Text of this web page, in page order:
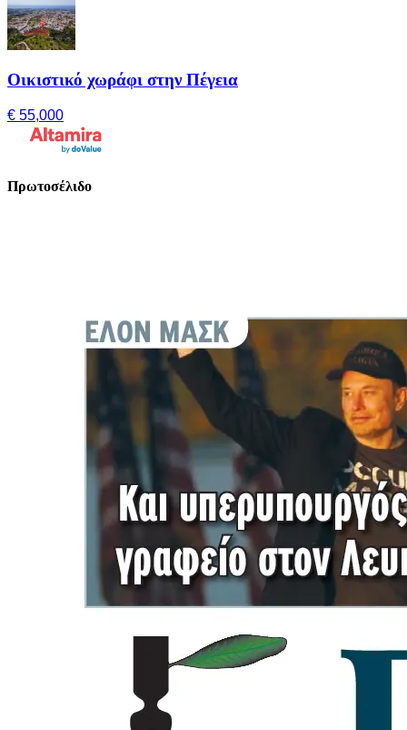
Οικιστικό χωράφι στην Πέγεια
€ 55,000
Πρωτοσέλιδο